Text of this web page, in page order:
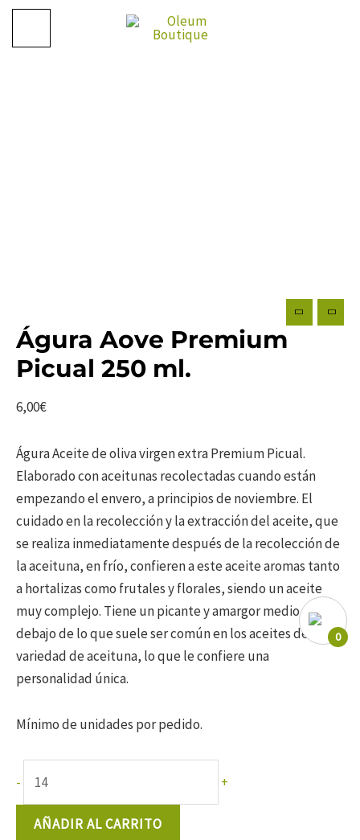
Águra Aove Premium
Picual 250 ml.
6,00€
Águra Aceite de oliva virgen extra Premium Picual.
Elaborado con aceitunas recolectadas cuando están
empezando el envero, a principios de noviembre. El
cuidado en la recolección y la extracción del aceite, que
se realiza inmediatamente después de la recolección de
la aceituna, en frío, confieren a este aceite aromas tanto
a hortalizas como frutales y florales, siendo un aceite
muy complejo. Tiene un picante y amargor medio, por
debajo de lo que suele ser común en los aceites de esta
variedad de aceituna, lo que le confiere una
personalidad única.
Mínimo de unidades por pedido.
-
Aove
Premium
+
AÑADIR AL CARRITO
0